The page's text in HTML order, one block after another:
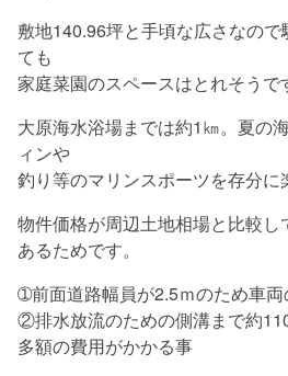
敷地140.96坪と手頃な広さなの
ても
家庭菜園のスペースはとれそうで
大原海水浴場までは約1㎞。夏の
ィンや
釣り等のマリンスポーツを存分に
物件価格が周辺土地相場と比較
あるためです。
➀前面道路幅員が2.5ｍのため車
②排水放流のための側溝まで約
多額の費用がかかる事